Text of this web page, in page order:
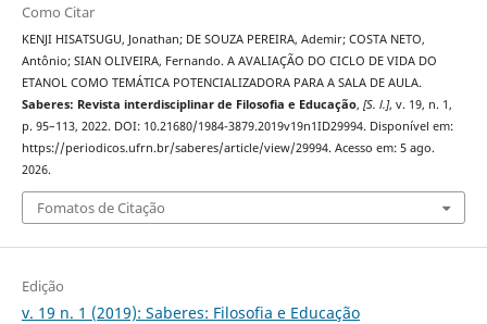
Como Citar
KENJI HISATSUGU, Jonathan; DE SOUZA PEREIRA, Ademir; COSTA NETO,
Antônio; SIAN OLIVEIRA, Fernando. A AVALIAÇÃO DO CICLO DE VIDA DO
ETANOL COMO TEMÁTICA POTENCIALIZADORA PARA A SALA DE AULA.
Saberes: Revista interdisciplinar de Filosofia e Educação, [S. l.], v. 19, n. 1,
p. 95–113, 2022. DOI: 10.21680/1984-3879.2019v19n1ID29994. Disponível em:
https://periodicos.ufrn.br/saberes/article/view/29994. Acesso em: 5 ago.
2026.
Fomatos de Citação
Edição
v. 19 n. 1 (2019): Saberes: Filosofia e Educação